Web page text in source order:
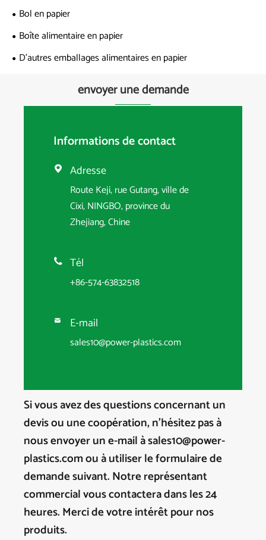
Bol en papier
Boîte alimentaire en papier
D'autres emballages alimentaires en papier
envoyer une demande
Informations de contact
 Adresse
Route Keji, rue Gutang, ville de
Cixi, NINGBO, province du
Zhejiang, Chine
 Tél
+86-574-63832518
 E-mail
sales10@power-plastics.com
Si vous avez des questions concernant un
devis ou une coopération, n'hésitez pas à
nous envoyer un e-mail à sales10@power-
plastics.com ou à utiliser le formulaire de
demande suivant. Notre représentant
commercial vous contactera dans les 24
heures. Merci de votre intérêt pour nos
produits.